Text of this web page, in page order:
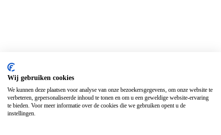
Wij gebruiken cookies
We kunnen deze plaatsen voor analyse van onze bezoekersgegevens, om onze website te
verbeteren, gepersonaliseerde inhoud te tonen en om u een geweldige website-ervaring
te bieden. Voor meer informatie over de cookies die we gebruiken opent u de
instellingen.